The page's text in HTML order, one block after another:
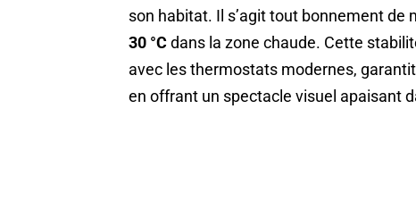
son habitat. Il s’agit tout bonnement de
30 °Cdans la zone chaude. Cette
avec les thermostats modernes,
en offrant un spectacle visuel apaisant